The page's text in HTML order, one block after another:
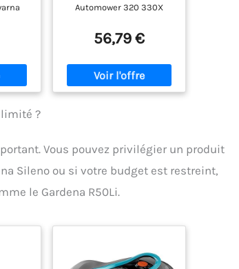
trois
que
des
Automower 320 330X
Husqvarna authentique n°
581621401 Compatible avec
320, 330X, 430X, 450X qui
nécessitent cette pièce
nécessitent ce numéro de
pièce (AYP, Craftsman,
Jonsered, McCulloch,
Poulan, Poulan Pro,
spécifications ou la série
56,79 €
?
Vous pouvez privilégier un produit
Sileno ou si votre budget est restreint,
le Gardena R50Li.